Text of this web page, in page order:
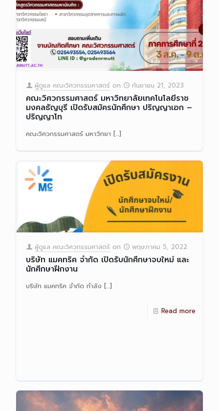
ผู้ดูแล คณะวิศวกรรมศาสตร์ on กันยายน 21, 2023
คณะวิศวกรรมศาสตร์ มหาวิทยาลัยเทคโนโลยีราช
มงคลธัญบุรี เปิดรับสมัครนักศึกษา ปริญญาเอก –
ปริญญาโท
คณะวิศวกรรมศาสตร์ มหาวิทยา […]
Read more
ผู้ดูแล คณะวิศวกรรมศาสตร์ on พฤษภาคม 5, 2022
บริษัท แมคทริค จำกัด เปิดรับนักศึกษาจบใหม่ และ
นักศึกษาฝึกงาน
บริษัท แมคทริค จำกัด กำลัง […]
Read more